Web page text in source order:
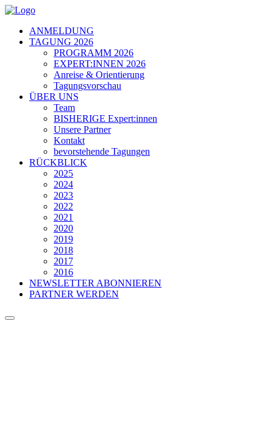
ANMELDUNG
TAGUNG 2026
PROGRAMM 2026
EXPERT:INNEN 2026
Anreise & Orientierung
Tagungsvorschau
ÜBER UNS
Team
BISHERIGE Expert:innen
Unsere Partner
Kontakt
bevorstehende Tagungen
RÜCKBLICK
2025
2024
2023
2022
2021
2020
2019
2018
2017
2016
NEWSLETTER ABONNIEREN
PARTNER WERDEN